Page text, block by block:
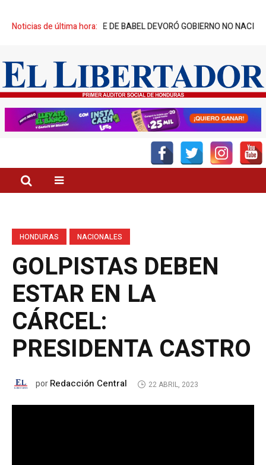
Noticias de última hora:TORRE DE BABEL DEVORÓ GOBIERNO NO NACIDO
HONDURAS NACIONALES
GOLPISTAS DEBEN
ESTAR EN LA
CÁRCEL:
PRESIDENTA CASTRO
porRedacción Central 22 ABRIL, 2023